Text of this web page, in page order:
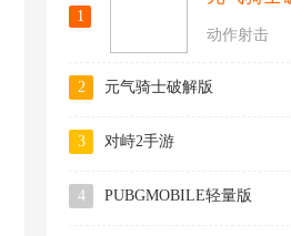
1
动作射击
2 元气骑士破解版
3 对峙2手游
4 PUBGMOBILE轻量版